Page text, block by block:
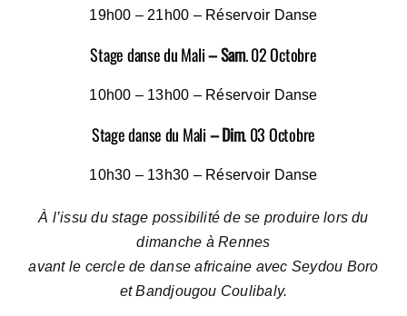
19h00 – 21h00 – Réservoir Danse
Stage danse du Mali– Sam. 02 Octobre
10h00 – 13h00 – Réservoir Danse
Stage danse du Mali– Dim. 03 Octobre
10h30 – 13h30 – Réservoir Danse
À l’issu du stage possibilité de se produire lors du
dimanche à Rennes
avant le cercle de danse africaine avec Seydou Boro
et Bandjougou Coulibaly.